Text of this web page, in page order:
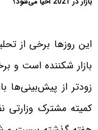
این روزها برخی از
زودتر از پیش‌بینی‌ها
کمیته مشترک وزارتی